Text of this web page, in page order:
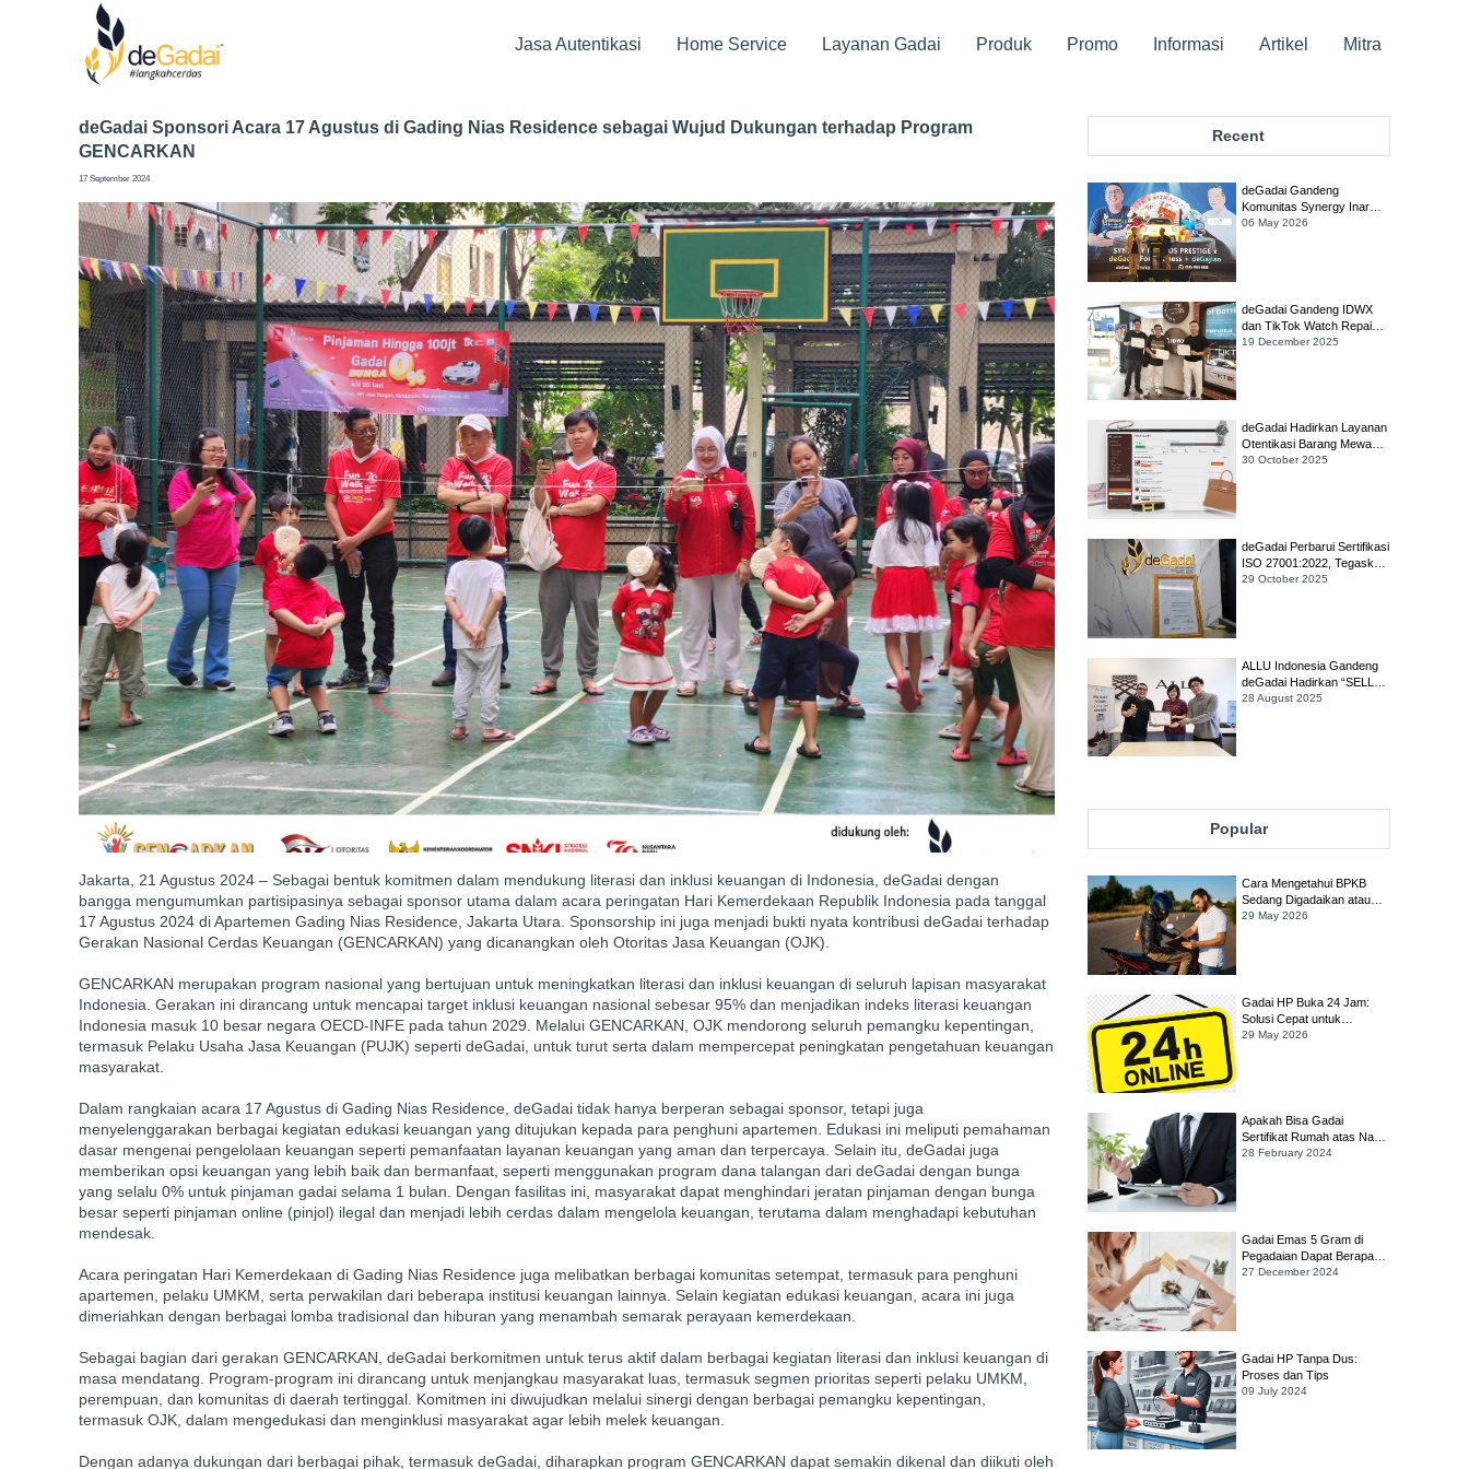
Jasa Autentikasi Home Service Layanan Gadai Produk Promo Informasi Artikel Mitra
deGadai Sponsori Acara 17 Agustus di Gading Nias Residence sebagai Wujud Dukungan terhadap Program
GENCARKAN
17 September 2024
Jakarta, 21 Agustus 2024 – Sebagai bentuk komitmen dalam mendukung literasi dan inklusi keuangan di Indonesia, deGadai dengan
bangga mengumumkan partisipasinya sebagai sponsor utama dalam acara peringatan Hari Kemerdekaan Republik Indonesia pada tanggal
17 Agustus 2024 di Apartemen Gading Nias Residence, Jakarta Utara. Sponsorship ini juga menjadi bukti nyata kontribusi deGadai terhadap
Gerakan Nasional Cerdas Keuangan (GENCARKAN) yang dicanangkan oleh Otoritas Jasa Keuangan (OJK).
GENCARKAN merupakan program nasional yang bertujuan untuk meningkatkan literasi dan inklusi keuangan di seluruh lapisan masyarakat
Indonesia. Gerakan ini dirancang untuk mencapai target inklusi keuangan nasional sebesar 95% dan menjadikan indeks literasi keuangan
Indonesia masuk 10 besar negara OECD-INFE pada tahun 2029. Melalui GENCARKAN, OJK mendorong seluruh pemangku kepentingan,
termasuk Pelaku Usaha Jasa Keuangan (PUJK) seperti deGadai, untuk turut serta dalam mempercepat peningkatan pengetahuan keuangan
masyarakat.
Dalam rangkaian acara 17 Agustus di Gading Nias Residence, deGadai tidak hanya berperan sebagai sponsor, tetapi juga
menyelenggarakan berbagai kegiatan edukasi keuangan yang ditujukan kepada para penghuni apartemen. Edukasi ini meliputi pemahaman
dasar mengenai pengelolaan keuangan seperti pemanfaatan layanan keuangan yang aman dan terpercaya. Selain itu, deGadai juga
memberikan opsi keuangan yang lebih baik dan bermanfaat, seperti menggunakan program dana talangan dari deGadai dengan bunga
yang selalu 0% untuk pinjaman gadai selama 1 bulan. Dengan fasilitas ini, masyarakat dapat menghindari jeratan pinjaman dengan bunga
besar seperti pinjaman online (pinjol) ilegal dan menjadi lebih cerdas dalam mengelola keuangan, terutama dalam menghadapi kebutuhan
mendesak.
Acara peringatan Hari Kemerdekaan di Gading Nias Residence juga melibatkan berbagai komunitas setempat, termasuk para penghuni
apartemen, pelaku UMKM, serta perwakilan dari beberapa institusi keuangan lainnya. Selain kegiatan edukasi keuangan, acara ini juga
dimeriahkan dengan berbagai lomba tradisional dan hiburan yang menambah semarak perayaan kemerdekaan.
Sebagai bagian dari gerakan GENCARKAN, deGadai berkomitmen untuk terus aktif dalam berbagai kegiatan literasi dan inklusi keuangan di
masa mendatang. Program-program ini dirancang untuk menjangkau masyarakat luas, termasuk segmen prioritas seperti pelaku UMKM,
perempuan, dan komunitas di daerah tertinggal. Komitmen ini diwujudkan melalui sinergi dengan berbagai pemangku kepentingan,
termasuk OJK, dalam mengedukasi dan menginklusi masyarakat agar lebih melek keuangan.
Dengan adanya dukungan dari berbagai pihak, termasuk deGadai, diharapkan program GENCARKAN dapat semakin dikenal dan diikuti oleh
Recent
deGadai Gandeng
Komunitas Synergy Inarkos
Prestige, Sediakan Akses
06 May 2026
deGadai Gandeng IDWX
dan TikTok Watch Repairs
Hadirkan Layanan Gadai
19 December 2025
deGadai Hadirkan Layanan
Otentikasi Barang Mewah
Legit Grails, Alternatif Baru
30 October 2025
deGadai Perbarui Sertifikasi
ISO 27001:2022, Tegaskan
Komitmen Sebagai
29 October 2025
ALLU Indonesia Gandeng
deGadai Hadirkan “SELL
LATER” Solusi Finansial
28 August 2025
Popular
Cara Mengetahui BPKB
Sedang Digadaikan atau
Tidak
29 May 2026
Gadai HP Buka 24 Jam:
Solusi Cepat untuk
Kebutuhan Darurat
29 May 2026
Apakah Bisa Gadai
Sertifikat Rumah atas Nama
Orang Tua yang Sudah
28 February 2024
Gadai Emas 5 Gram di
Pegadaian Dapat Berapa?
Simak Cara Hitungnya!
27 December 2024
Gadai HP Tanpa Dus:
Proses dan Tips
09 July 2024